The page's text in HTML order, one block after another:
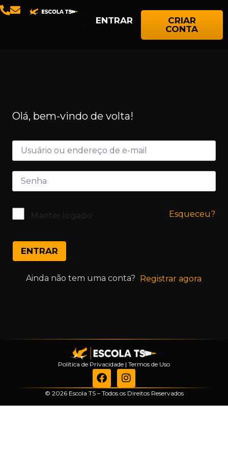
ENTRAR
CRIAR
CONTA
Olá, bem-vindo de volta!
Manter logado Esqueceu?
ENTRAR
Ainda não tem uma conta? Registrar agora
Política de Privacidade | Termos de Uso
© 2026 Escola TS – Todos os Direitos Reservados